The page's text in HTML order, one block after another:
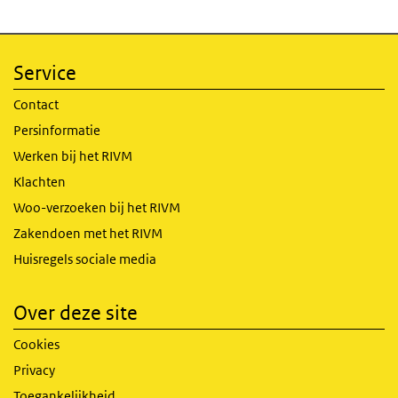
Service
Contact
Persinformatie
Werken bij het RIVM
Klachten
Woo-verzoeken bij het RIVM
Zakendoen met het RIVM
Huisregels sociale media
Over deze site
Cookies
Privacy